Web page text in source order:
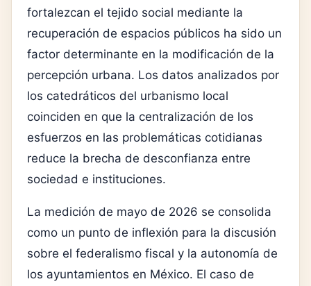
fortalezcan el tejido social mediante la
recuperación de espacios públicos ha sido un
factor determinante en la modificación de la
percepción urbana. Los datos analizados por
los catedráticos del urbanismo local
coinciden en que la centralización de los
esfuerzos en las problemáticas cotidianas
reduce la brecha de desconfianza entre
sociedad e instituciones.
La medición de mayo de 2026 se consolida
como un punto de inflexión para la discusión
sobre el federalismo fiscal y la autonomía de
los ayuntamientos en México. El caso de